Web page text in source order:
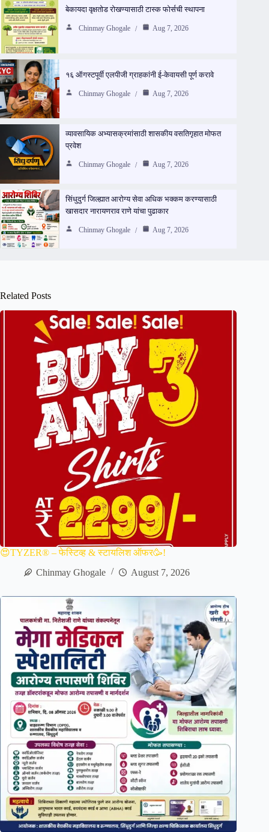
बेकायदा वृक्षतोड रोखण्यासाठी टास्क फोर्सची स्थापना
Chinmay Ghogale Aug 7, 2026
१६ ऑगस्टपूर्वी एलपीजी ग्राहकांनी ई-केवायसी पूर्ण करावे
Chinmay Ghogale Aug 7, 2026
व्यावसायिक अभ्यासक्रमांसाठी शासकीय वसतिगृहात मोफत
प्रवेश
Chinmay Ghogale Aug 7, 2026
सिंधुदुर्ग जिल्ह्यात आरोग्य सेवा अधिक भक्कम करण्यासाठी
खासदार नारायणराव राणे यांचा पुढाकार
Chinmay Ghogale Aug 7, 2026
Related Posts
😍TYZER® – फेस्टिव्ह & स्टायलिश ऑफर🥳!
Chinmay Ghogale
August 7, 2026